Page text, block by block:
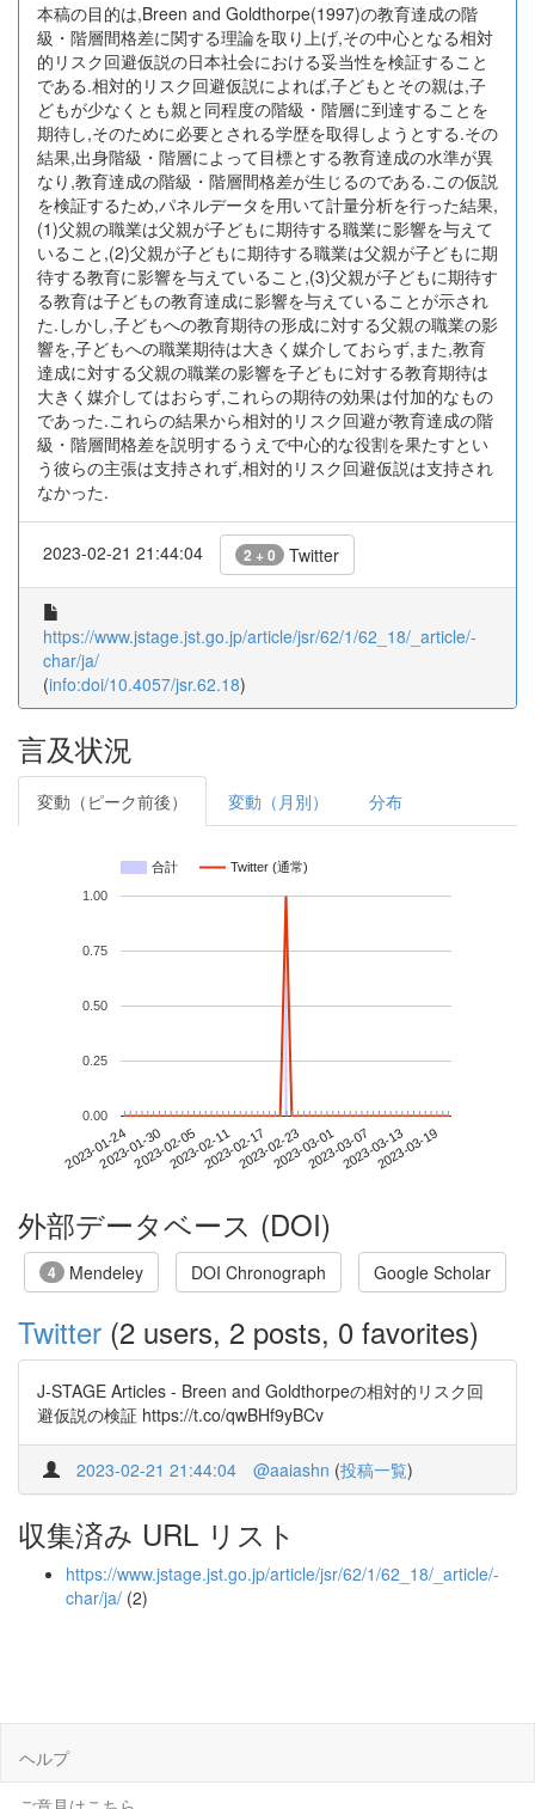
本稿の目的は,Breen and Goldthorpe(1997)の教育達成の階
級・階層間格差に関する理論を取り上げ,その中心となる相対
的リスク回避仮説の日本社会における妥当性を検証すること
である.相対的リスク回避仮説によれば,子どもとその親は,子
どもが少なくとも親と同程度の階級・階層に到達することを
期待し,そのために必要とされる学歴を取得しようとする.その
結果,出身階級・階層によって目標とする教育達成の水準が異
なり,教育達成の階級・階層間格差が生じるのである.この仮説
を検証するため,パネルデータを用いて計量分析を行った結果,
(1)父親の職業は父親が子どもに期待する職業に影響を与えて
いること,(2)父親が子どもに期待する職業は父親が子どもに期
待する教育に影響を与えていること,(3)父親が子どもに期待す
る教育は子どもの教育達成に影響を与えていることが示され
た.しかし,子どもへの教育期待の形成に対する父親の職業の影
響を,子どもへの職業期待は大きく媒介しておらず,また,教育
達成に対する父親の職業の影響を子どもに対する教育期待は
大きく媒介してはおらず,これらの期待の効果は付加的なもの
であった.これらの結果から相対的リスク回避が教育達成の階
級・階層間格差を説明するうえで中心的な役割を果たすとい
う彼らの主張は支持されず,相対的リスク回避仮説は支持され
なかった.
2023-02-21 21:44:04 2 + 0 Twitter
https://www.jstage.jst.go.jp/article/jsr/62/1/62_18/_article/-
char/ja/
(info:doi/10.4057/jsr.62.18)
言及状況
変動（ピーク前後） 変動（月別） 分布
合計 Twitter (通常)
2023-01-242023-01-302023-02-052023-02-112023-02-172023-02-232023-03-012023-03-072023-03-132023-03-19
0.00
0.25
0.50
0.75
1.00
外部データベース (DOI)
4 Mendeley DOI Chronograph Google Scholar
Twitter (2 users, 2 posts, 0 favorites)
J-STAGE Articles - Breen and Goldthorpeの相対的リスク回
避仮説の検証 https://t.co/qwBHf9yBCv
2023-02-21 21:44:04 @aaiashn (投稿一覧)
収集済み URL リスト
https://www.jstage.jst.go.jp/article/jsr/62/1/62_18/_article/-
char/ja/ (2)
ヘルプ